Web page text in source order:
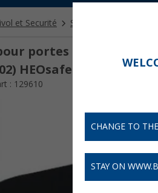
et Securité Serrures Serrure
portes de cabine
HEOsafe
: 129610
CHANGE TO
STAY ON